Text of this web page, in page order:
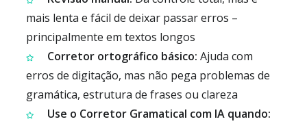
mais lenta e fácil de deixar passar erros –
principalmente em textos longos
Corretor ortográfico básico: Ajuda com
erros de digitação, mas não pega problemas de
gramática, estrutura de frases ou clareza
Use o Corretor Gramatical com IA quando: